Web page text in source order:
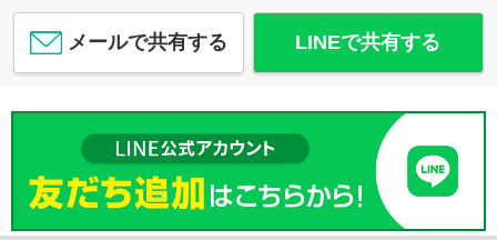
メールで共有する LINEで共有する